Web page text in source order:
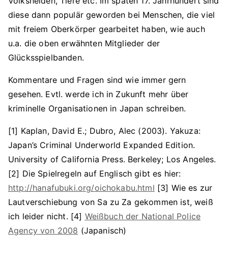
diese dann populär geworden bei Menschen, die viel
mit freiem Oberkörper gearbeitet haben, wie auch
u.a. die oben erwähnten Mitglieder der
Glücksspielbanden.
Kommentare und Fragen sind wie immer gern
gesehen. Evtl. werde ich in Zukunft mehr über
kriminelle Organisationen in Japan schreiben.
[1] Kaplan, David E.; Dubro, Alec (2003). Yakuza:
Japan’s Criminal Underworld Expanded Edition.
University of California Press. Berkeley; Los Angeles.
[2] Die Spielregeln auf Englisch gibt es hier:
http://hanafubuki.org/oichokabu.html [3] Wie es zur
Lautverschiebung von Sa zu Za gekommen ist, weiß
ich leider nicht. [4] Weißbuch der National Police
Agency von 2008 (Japanisch)